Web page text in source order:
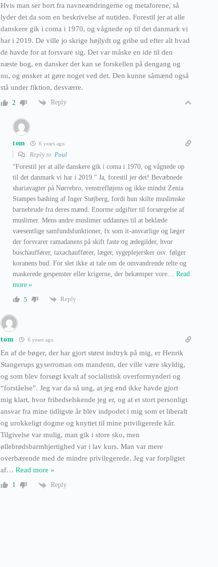
Hvis man ser bort fra navneændringerne og metaforene, så
lyder det da som en beskrivelse af nutiden. Forestil jer at alle
danskere gik i coma i 1970, og vågnede op til det danmark vi
har i 2019. De ville jo skrige højlydt og gribe ud efter alt hvad
de havde for at forsvare sig. Det var måske en ide til den
næste bog, en dansker der kan se forskellen på dengang og
nu, og ønsker at gøre noget ved det. Den kunne såmænd også
stå under fiktion, desværre.
2 Reply
tom 6 years ago
Reply to Poul
“Forestil jer at alle danskere gik i coma i 1970, og vågnede op
til det danmark vi har i 2019.” Ja, forestil jer det! Bevæbnede
shariavagter på Nørrebro, venstrefløjens og ikke mindst Zenia
Stampes bashing af Inger Støjberg, fordi hun skilte muslimske
barnebrude fra deres mænd. Enorme udgifter til forsørgelse af
muslimer. Mens andre muslimer uddannes til at beklæde
væesentlige samfundsfunktioner, fx som it-ansvarlige og læger
der forsvarer ramadanens på skift faste og ædegilder, hvor
buschauffører, taxachauffører, læger, sygeplejersker osv. følger
koranens bud. For slet ikke at tale om de omvandrende telte og
maskerede gespenster eller krigerne, der bekæmper vore… Read
more »
5
Reply
tom 6 years ago
En af de bøger, der har gjort størst indtryk på mig, er Henrik
Stangerups gyserroman om mandenn, der ville være skyldig,
og som blev forsøgt kvalt af socialistisk overformynderi og
“forståelse”. Jeg var da så ung, at jeg end ikke havde gjort
mig klart, hvor frihedselskende jeg er, og at et stort personligt
ansvar fra mine tidligste år blev indpodet i mig som et liberalt
og urokkeligt dogme og knyttet til mine priviligerede kår.
Tilgivelse var mulig, man gik i store sko, men
øllebrødsbarmhjertighed var i lav kurs. Man var mere
overbærende med de mindre privilegerede. Jeg var forpligtet
af… Read more »
1 Reply